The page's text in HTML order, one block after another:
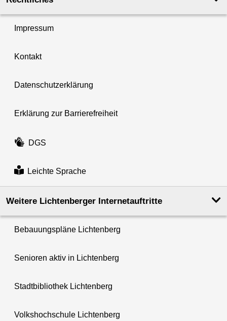
Impressum
Kontakt
Datenschutzerklärung
Erklärung zur Barrierefreiheit
DGS
Leichte Sprache
Weitere Lichtenberger Internetauftritte
Bebauungspläne Lichtenberg
Senioren aktiv in Lichtenberg
Stadtbibliothek Lichtenberg
Volkshochschule Lichtenberg